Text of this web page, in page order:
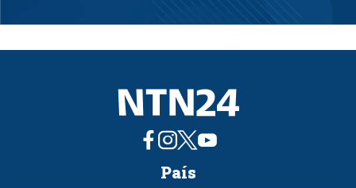
8
País